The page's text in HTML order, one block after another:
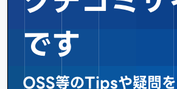
です
OSS等のTipsや疑問